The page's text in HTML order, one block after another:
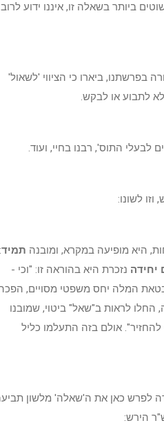
ביותר בשאלה זו, איננו ידוע לרוב
בפרשתנו, ביארו כי הציווי 'לשאול'
לתבוע או לבקש.
לבעלי התוס', רבנו בחיי, ועוד.
לשונו:
היא מופיעה במקרא, ומובנה תמיד:
יחידה נזכרת היא בהוראה זו: "וכי -
המלה יחס משפטי מסויים,
החלו לראות ב"שאל" ביטוי, שמובנו
אולם בזה התעלמו כליל
תדירות השימוש (של כמעט 100%) מורה לפרש כאן את ה'שאלה' מלשון
הירש: